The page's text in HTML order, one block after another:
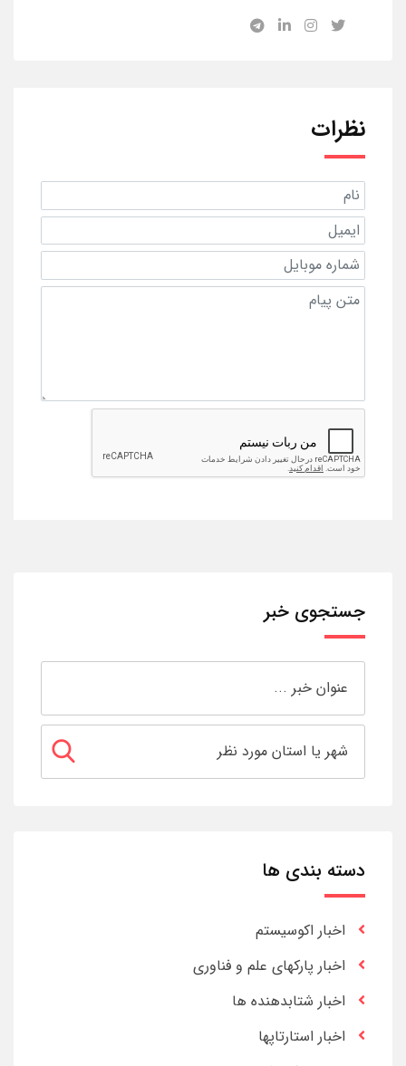
نظرات
جستجوی خبر
دسته بندی ها
اخبار اکوسیستم
اخبار پارکهای علم و فناوری
اخبار شتابدهنده ها
اخبار استارتاپها